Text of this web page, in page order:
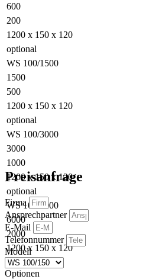
600
200
1200 x 150 x 120
optional
WS 100/1500
1500
500
1200 x 150 x 120
optional
WS 100/3000
3000
1000
1200 x 150 x 120
optional
WS 100/6000
6000
2000
1200 x 150 x 120
optional
Preisanfrage
Firma
Ansprechpartner
E-Mail
Telefonnummer
Modell
Optionen